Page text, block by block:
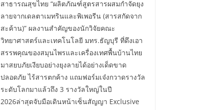
สาธารณสุขไทย “ผลิตภัณฑ์สูตรสารผสมกำจัดยุง
ลายจากเดลตาเมทรินและพิเพอรีน (สารสกัดจาก
สะค้าน)” ผลงานสำคัญของนักวิจัยคณะ
วิทยาศาสตร์และเทคโนโลยี มทร.ธัญบุรี ที่ดึงเอา
สรรพคุณของสมุนไพรและเครื่องเทศพื้นบ้านไทย
มาสยบภัยเงียบอย่างยุงลายได้อย่างเด็ดขาด
ปลอดภัย ไร้สารตกค้าง แถมฟอร์มเจ๋งกวาดรางวัล
ระดับโลกมาแล้วถึง 3 รางวัลใหญ่ในปี
2026ล่าสุดจับมือเดินหน้าเซ็นสัญญา Exclusive